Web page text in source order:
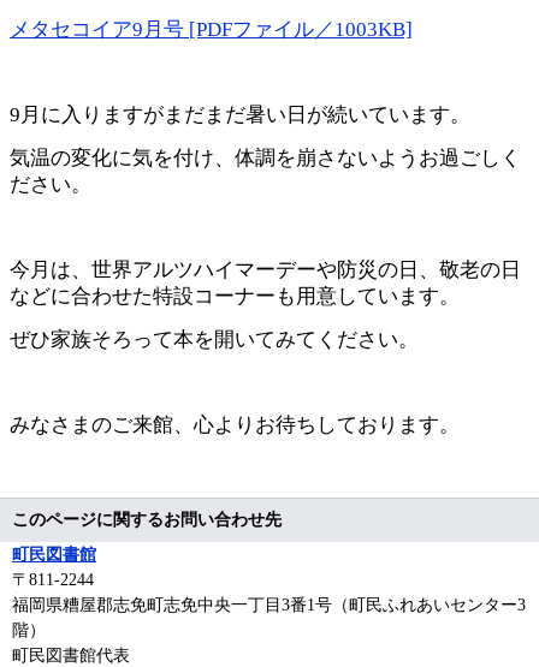
メタセコイア9月号 [PDFファイル／1003KB]
9月に入りますがまだまだ暑い日が続いています。
気温の変化に気を付け、体調を崩さないようお過ごしく
ださい。
今月は、世界アルツハイマーデーや防災の日、敬老の日
などに合わせた特設コーナーも用意しています。
ぜひ家族そろって本を開いてみてください。
みなさまのご来館、心よりお待ちしております。
このページに関するお問い合わせ先
町民図書館
〒811‐2244
福岡県糟屋郡志免町志免中央一丁目3番1号（町民ふれあいセンター3
階）
町民図書館代表